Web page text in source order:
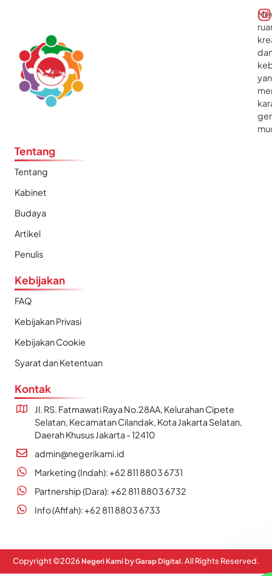
Tentang
Tentang
Kabinet
Budaya
Artikel
Penulis
Kebijakan
FAQ
Kebijakan Privasi
Kebijakan Cookie
Syarat dan Ketentuan
Kontak
Jl. RS. Fatmawati Raya No.28AA, Kelurahan Cipete
Selatan, Kecamatan Cilandak, Kota Jakarta Selatan,
Daerah Khusus Jakarta - 12410
admin@negerikami.id
Marketing (Indah): +62 811 8803 6731
Partnership (Dara): +62 811 8803 6732
Info (Afifah): +62 811 8803 6733
Copyright ©2026 Negeri Kami byGarap Digital. All Rights Reserved.